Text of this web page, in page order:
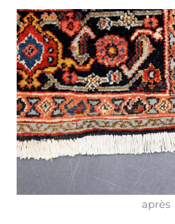
après